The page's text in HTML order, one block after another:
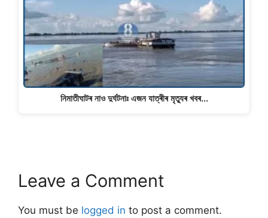
নিমাতীঘাটৰ নাও দুৰ্ঘটনাঃ এজন যাত্ৰীৰ মৃত্যুৰ খবৰ...
Leave a Comment
You must be logged in to post a comment.